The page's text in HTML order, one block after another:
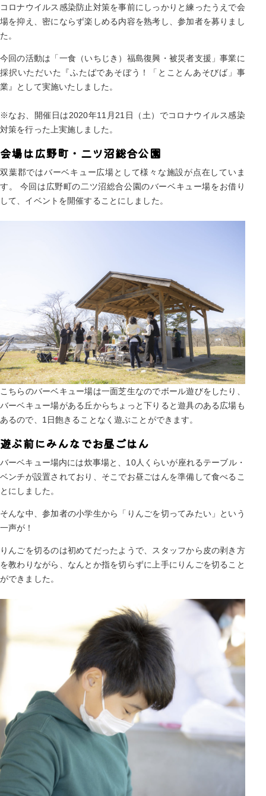
コロナウイルス感染防止対策を事前にしっかりと練ったうえで会
場を抑え、密にならず楽しめる内容を熟考し、参加者を募りまし
た。
今回の活動は「⼀⾷（いちじき）福島復興・被災者⽀援」事業に
採択いただいた『ふたばであそぼう！「とことんあそびば」事
業』として実施いたしました。
※なお、開催日は2020年11月21日（土）でコロナウイルス感染
対策を行った上実施しました。
会場は広野町・二ツ沼総合公園
双葉郡ではバーベキュー広場として様々な施設が点在していま
す。 今回は広野町の二ツ沼総合公園のバーベキュー場をお借り
して、イベントを開催することにしました。
こちらのバーベキュー場は一面芝生なのでボール遊びをしたり、
バーベキュー場がある丘からちょっと下りると遊具のある広場も
あるので、1日飽きることなく遊ぶことができます。
遊ぶ前にみんなでお昼ごはん
バーベキュー場内には炊事場と、10人くらいが座れるテーブル・
ベンチが設置されており、そこでお昼ごはんを準備して食べるこ
とにしました。
そんな中、参加者の小学生から「りんごを切ってみたい」という
一声が！
りんごを切るのは初めてだったようで、スタッフから皮の剥き方
を教わりながら、なんとか指を切らずに上手にりんごを切ること
ができました。